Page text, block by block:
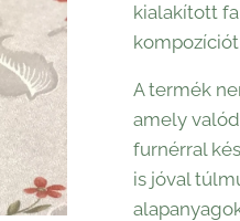
kialakított
A termék
amely
furnérral
is jóval